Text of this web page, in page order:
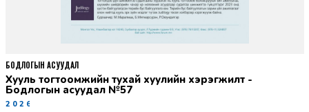
Хууль тогтоомжийн тухай хуулийн хэрэгжилт -
Бодлогын асуудал №57
2026-06-02
БОДЛОГЫН АСУУДАЛ